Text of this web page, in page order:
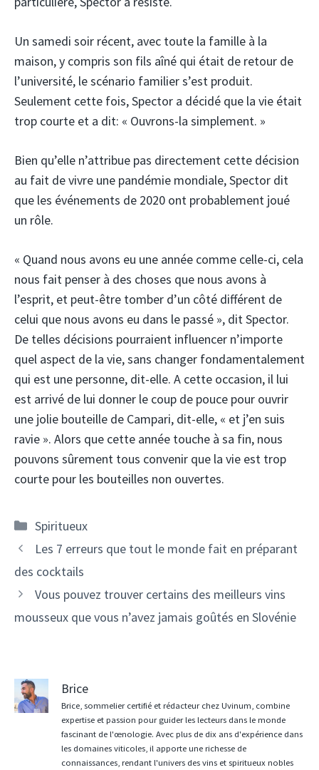
Un samedi soir récent, avec toute la famille à la
maison, y compris son fils aîné qui était de retour de
l’université, le scénario familier s’est produit.
Seulement cette fois, Spector a décidé que la vie était
trop courte et a dit: « Ouvrons-la simplement. »
Bien qu’elle n’attribue pas directement cette décision
au fait de vivre une pandémie mondiale, Spector dit
que les événements de 2020 ont probablement joué
un rôle.
« Quand nous avons eu une année comme celle-ci, cela
nous fait penser à des choses que nous avons à
l’esprit, et peut-être tomber d’un côté différent de
celui que nous avons eu dans le passé », dit Spector.
De telles décisions pourraient influencer n’importe
quel aspect de la vie, sans changer fondamentalement
qui est une personne, dit-elle. A cette occasion, il lui
est arrivé de lui donner le coup de pouce pour ouvrir
une jolie bouteille de Campari, dit-elle, « et j’en suis
ravie ». Alors que cette année touche à sa fin, nous
pouvons sûrement tous convenir que la vie est trop
courte pour les bouteilles non ouvertes.
Catégories
Spiritueux
Navigation
des
Les 7 erreurs que tout le monde fait en préparant
des cocktails
Vous pouvez trouver certains des meilleurs vins
mousseux que vous n’avez jamais goûtés en Slovénie
Brice
Brice, sommelier certifié et rédacteur chez Uvinum, combine
expertise et passion pour guider les lecteurs dans le monde
fascinant de l'œnologie. Avec plus de dix ans d'expérience dans
les domaines viticoles, il apporte une richesse de
connaissances, rendant l'univers des vins et spiritueux nobles